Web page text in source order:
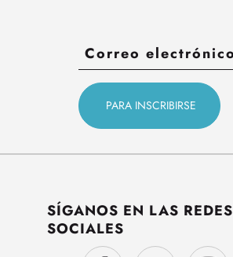
SÍGANOS EN LAS REDES
SOCIALES